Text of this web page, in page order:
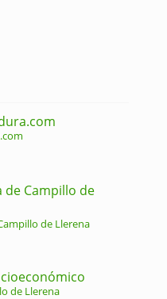
de Campillo de
de Llerena
de Llerena